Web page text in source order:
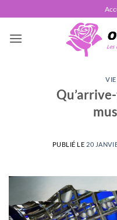
au
contenu
PUBLIÉ LE 20